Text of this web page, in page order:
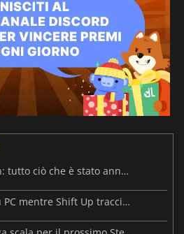
Stellar Blade Blood Rain: tutto ciò che è stato annunciato finora
Stellar Blade domina su PC mentre Shift Up traccia il futuro indipendente